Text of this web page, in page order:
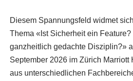
Diesem Spannungsfeld widmet
Thema «Ist Sicherheit ein Feature?
ganzheitlich gedachte Disziplin?»
September 2026 im Zürich Marriott
aus unterschiedlichen